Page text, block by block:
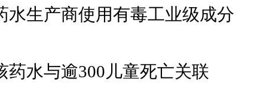
水生产商使用有毒工业级成分
药水与逾300儿童死亡关联